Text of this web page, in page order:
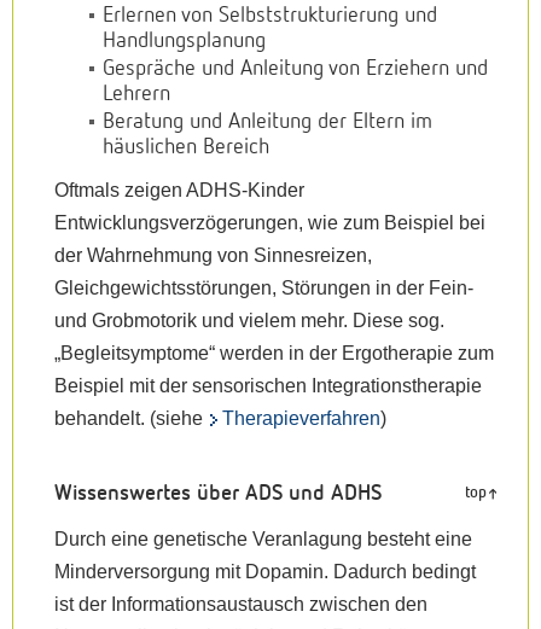
Erlernen von Selbststrukturierung und
Handlungsplanung
Gespräche und Anleitung von Erziehern und
Lehrern
Beratung und Anleitung der Eltern im
häuslichen Bereich
Oftmals zeigen ADHS-Kinder
Entwicklungsverzögerungen, wie zum Beispiel bei
der Wahrnehmung von Sinnesreizen,
Gleichgewichtsstörungen, Störungen in der Fein-
und Grobmotorik und vielem mehr. Diese sog.
„Begleitsymptome“ werden in der Ergotherapie zum
Beispiel mit der sensorischen Integrationstherapie
behandelt. (siehe
Therapieverfahren)
Wissenswertes über ADS und ADHS top
Durch eine genetische Veranlagung besteht eine
Minderversorgung mit Dopamin. Dadurch bedingt
ist der Informationsaustausch zwischen den